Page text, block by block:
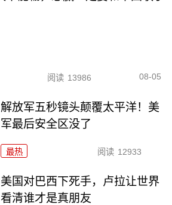
阅读 13986 08-05
解放军五秒镜头颠覆太平洋！美
军最后安全区没了
最热 阅读 12933
美国对巴西下死手，卢拉让世界
看清谁才是真朋友